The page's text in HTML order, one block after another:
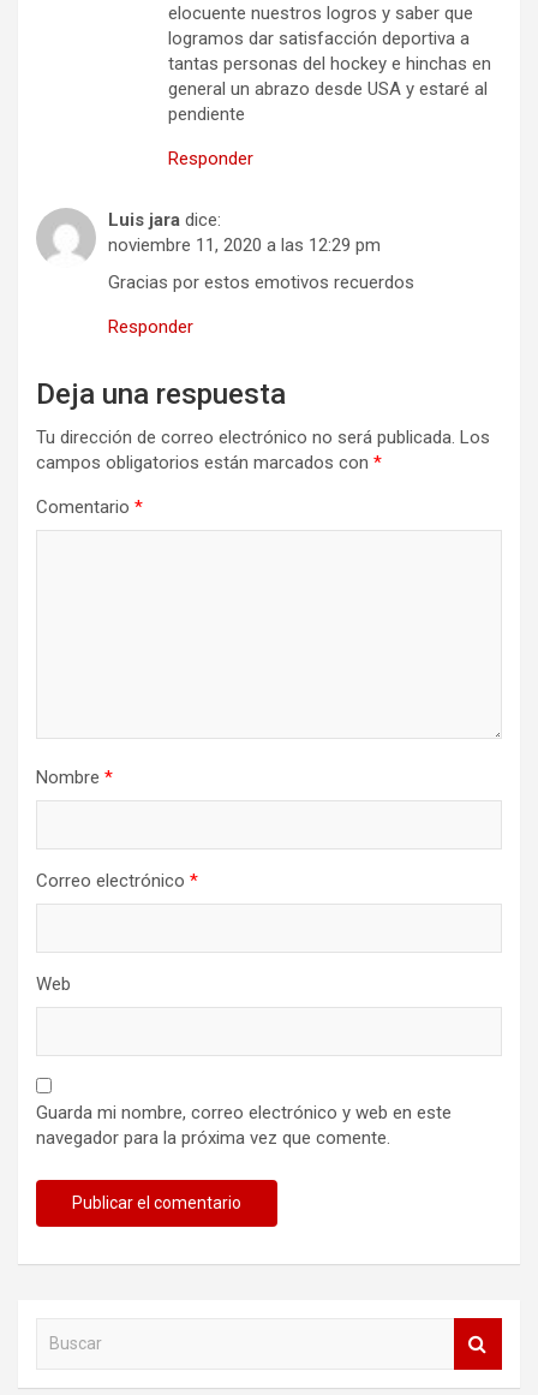
elocuente nuestros logros y saber que
logramos dar satisfacción deportiva a
tantas personas del hockey e hinchas en
general un abrazo desde USA y estaré al
pendiente
Responder
Luis jara dice:
noviembre 11, 2020 a las 12:29 pm
Gracias por estos emotivos recuerdos
Responder
Deja una respuesta
Tu dirección de correo electrónico no será publicada. Los
campos obligatorios están marcados con *
Comentario *
Nombre *
Correo electrónico *
Web
Guarda mi nombre, correo electrónico y web en este
navegador para la próxima vez que comente.